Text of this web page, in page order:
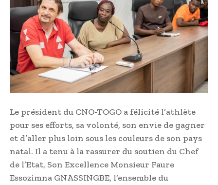
Le président du CNO-TOGO a félicité l’athlète
pour ses efforts, sa volonté, son envie de gagner
et d’aller plus loin sous les couleurs de son pays
natal. Il a tenu à la rassurer du soutien du Chef
de l’Etat, Son Excellence Monsieur Faure
Essozimna GNASSINGBE, l’ensemble du